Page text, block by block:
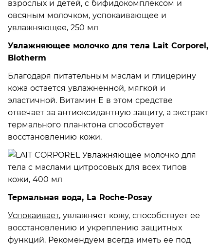
Увлажняющее молочко для тела Lait Corporel,
Biotherm
Благодаря питательным маслам и глицерину
кожа остается увлажненной, мягкой и
эластичной. Витамин Е в этом средстве
отвечает за антиоксидантную защиту, а экстракт
термального планктона способствует
восстановлению кожи.
Термальная вода, La Roche-Posay
Успокаивает, увлажняет кожу, способствует ее
восстановлению и укреплению защитных
функций. Рекомендуем всегда иметь ее под